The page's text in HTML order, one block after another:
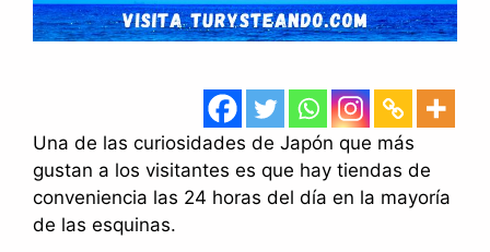
Una de las curiosidades de Japón que más
gustan a los visitantes es que hay tiendas de
conveniencia las 24 horas del día en la mayoría
de las esquinas.